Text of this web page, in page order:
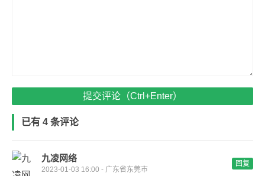
提交评论（Ctrl+Enter）
已有 4 条评论
九凌网络
2023-01-03 16:00 - 广东省东莞市
回复